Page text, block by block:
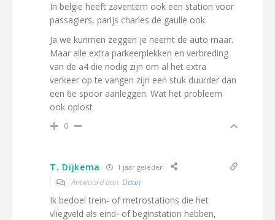
In belgie heeft zaventem ook een station voor
passagiers, parijs charles de gaulle ook.
Ja we kunmen zeggen je neemt de auto maar.
Maar alle extra parkeerplekken en verbreding
van de a4 die nodig zijn om al het extra
verkeer op te vangen zijn een stuk duurder dan
een 6e spoor aanleggen. Wat het probleem
ook oplost
0
T. Dijkema 1 jaar geleden
Antwoord aan Daan
Ik bedoel trein- of metrostations die het
vliegveld als eind- of beginstation hebben,